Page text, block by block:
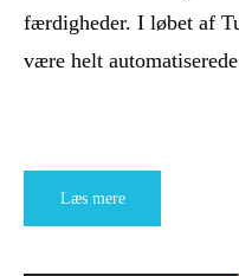
færdigheder. I løbet af
være helt
Læs mere